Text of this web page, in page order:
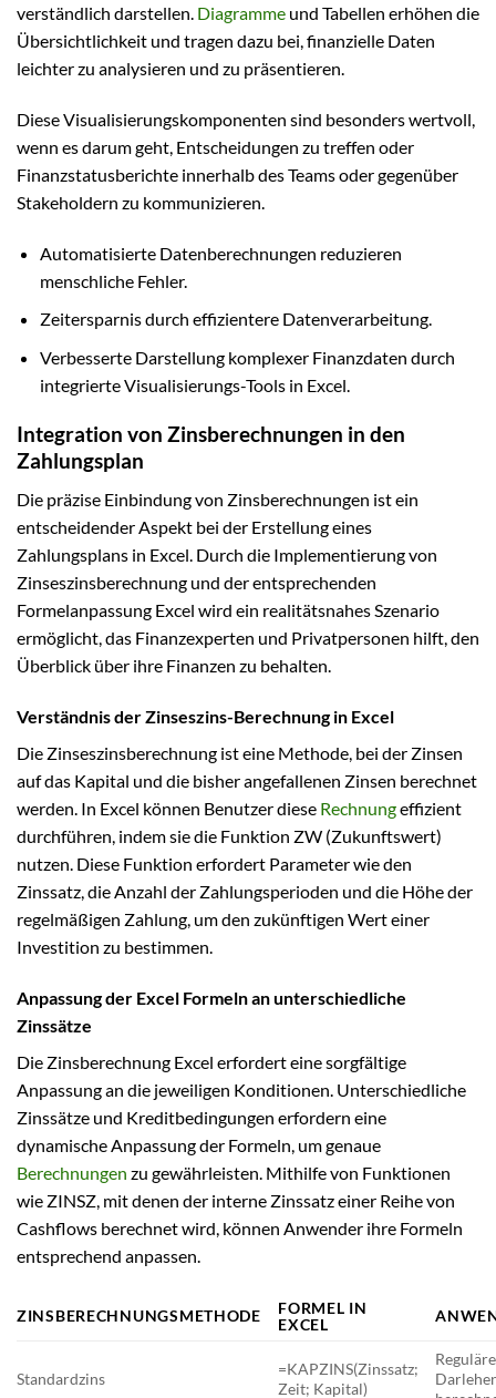
verständlich darstellen. Diagramme und Tabellen erhöhen die
Übersichtlichkeit und tragen dazu bei, finanzielle Daten
leichter zu analysieren und zu präsentieren.
Diese Visualisierungskomponenten sind besonders wertvoll,
wenn es darum geht, Entscheidungen zu treffen oder
Finanzstatusberichte innerhalb des Teams oder gegenüber
Stakeholdern zu kommunizieren.
Automatisierte Datenberechnungen reduzieren
menschliche Fehler.
Zeitersparnis durch effizientere Datenverarbeitung.
Verbesserte Darstellung komplexer Finanzdaten durch
integrierte Visualisierungs-Tools in Excel.
Integration von Zinsberechnungen in den
Zahlungsplan
Die präzise Einbindung von Zinsberechnungen ist ein
entscheidender Aspekt bei der Erstellung eines
Zahlungsplans in Excel. Durch die Implementierung von
Zinseszinsberechnung und der entsprechenden
Formelanpassung Excel wird ein realitätsnahes Szenario
ermöglicht, das Finanzexperten und Privatpersonen hilft, den
Überblick über ihre Finanzen zu behalten.
Verständnis der Zinseszins-Berechnung in Excel
Die Zinseszinsberechnung ist eine Methode, bei der Zinsen
auf das Kapital und die bisher angefallenen Zinsen berechnet
werden. In Excel können Benutzer diese Rechnungeffizient
durchführen, indem sie die Funktion ZW (Zukunftswert)
nutzen. Diese Funktion erfordert Parameter wie den
Zinssatz, die Anzahl der Zahlungsperioden und die Höhe der
regelmäßigen Zahlung, um den zukünftigen Wert einer
Investition zu bestimmen.
Anpassung der Excel Formeln an unterschiedliche
Zinssätze
Die Zinsberechnung Excel erfordert eine sorgfältige
Anpassung an die jeweiligen Konditionen. Unterschiedliche
Zinssätze und Kreditbedingungen erfordern eine
dynamische Anpassung der Formeln, um genaue
Berechnungen zu gewährleisten. Mithilfe von Funktionen
wie ZINSZ, mit denen der interne Zinssatz einer Reihe von
Cashflows berechnet wird, können Anwender ihre Formeln
entsprechend anpassen.
ZINSBERECHNUNGSMETHODE
FORMEL IN
EXCEL
Standardzins
=KAPZINS(Zinssatz;
Zeit; Kapital)
Reguläre